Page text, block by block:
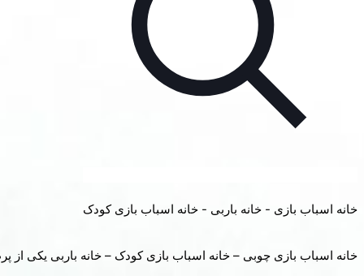
خانه اسباب بازی - خانه باربی - خانه اسباب بازی کودک
خانه اسباب بازی چوبی – خانه اسباب بازی کودک – خانه باربی یکی از